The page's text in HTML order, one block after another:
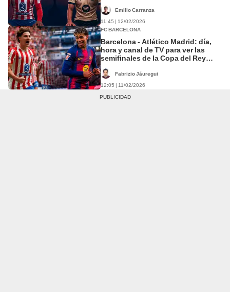
Emilio Carranza
11:45 | 12/02/2026
FC BARCELONA
Barcelona - Atlético Madrid: día,
hora y canal de TV para ver las
semifinales de la Copa del Rey
Fabrizio Jáuregui
12:05 | 11/02/2026